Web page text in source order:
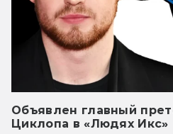
Объявлен главный
Циклопа в «Людях Икс»